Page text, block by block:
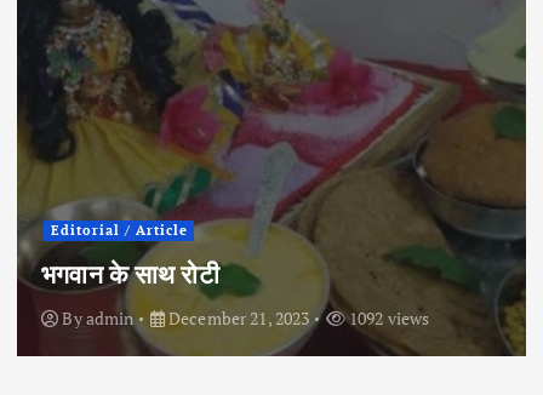
Editorial / Article
के साथ रोटी
admin December 21, 2023 1092 views